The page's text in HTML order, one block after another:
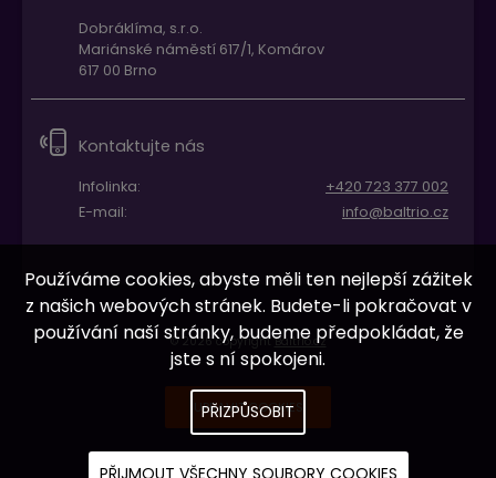
Dobráklíma, s.r.o.
Mariánské náměstí 617/1, Komárov
617 00 Brno
Kontaktujte nás
Infolinka:
+420 723 377 002
E-mail:
info@baltrio.cz
© 2026 copyrightBaltrio.cz
UPRAVIT COOKIES
Používáme cookies, abyste měli ten nejlepší zážitek
z našich webových stránek. Budete-li pokračovat v
používání naší stránky, budeme předpokládat, že
jste s ní spokojeni.
PŘIZPŮSOBIT
PŘIJMOUT VŠECHNY SOUBORY COOKIES